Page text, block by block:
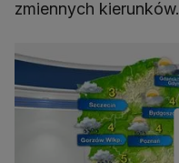
zmiennych kierunków.